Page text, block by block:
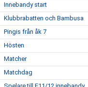
Innebandy start
Klubbrabatten och Bambusa
Pingis från åk 7
Hösten
Matcher
Matchdag